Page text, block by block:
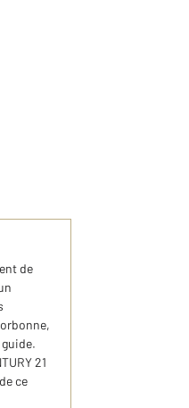
de
21
ce